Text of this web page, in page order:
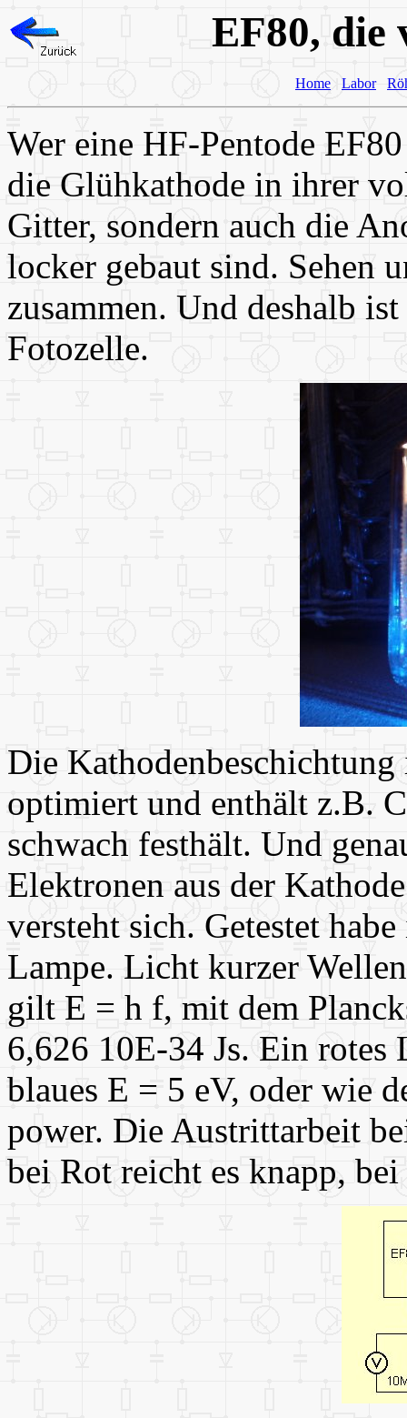
EF80, die
Home Labor
Wer eine HF-Pentode
die Glühkathode in ihrer
Gitter, sondern auch die
locker gebaut sind. Sehen
zusammen. Und deshalb
Fotozelle.
Die
optimiert und enthält z.B.
schwach festhält. Und
Elektronen aus der
versteht sich. Getestet
Lampe. Licht kurzer
gilt E = h f, mit dem
6,626 10E-34 Js. Ein rotes
blaues E = 5 eV, oder wie
power. Die Austrittarbeit
bei Rot reicht es knapp,